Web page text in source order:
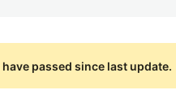
passed since last update.